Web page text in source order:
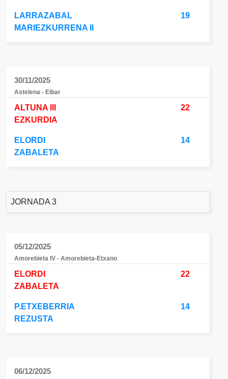
LARRAZABAL
MARIEZKURRENA II
19
30/11/2025
Astelena - Eibar
ALTUNA III
EZKURDIA
22
ELORDI
ZABALETA
14
JORNADA 3
05/12/2025
Amorebieta IV - Amorebieta-Etxano
ELORDI
ZABALETA
22
P.ETXEBERRIA
REZUSTA
14
06/12/2025